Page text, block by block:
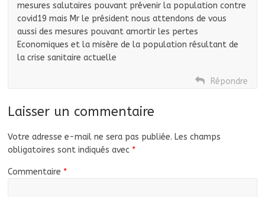
mesures salutaires pouvant prévenir la population contre
covid19 mais Mr le président nous attendons de vous
aussi des mesures pouvant amortir les pertes
Economiques et la misère de la population résultant de
la crise sanitaire actuelle
Répondre
Laisser un commentaire
Votre adresse e-mail ne sera pas publiée. Les champs
obligatoires sont indiqués avec *
Commentaire *